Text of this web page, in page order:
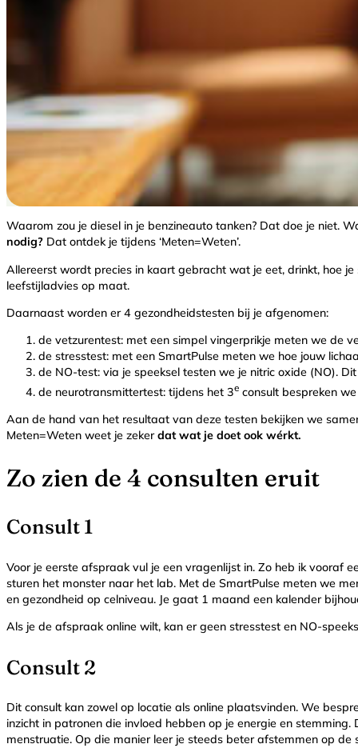
Waarom zou je diesel in je benzineauto tanken? Dat doe je niet.
nodig? Dat ontdek je tijdens ‘Meten=Weten’.
Allereerst wordt precies in kaart gebracht wat je eet, drinkt, hoe
leefstijladvies op maat.
Daarnaast worden er 4 gezondheidstesten bij je afgenomen:
de vetzurentest: met een simpel vingerprikje meten we de
de stresstest: met een SmartPulse meten we hoe jouw
de NO-test: via je speeksel testen we je nitric oxide (NO).
de neurotransmittertest: tijdens het 3e consult bespreken
Aan de hand van het resultaat van deze testen bekijken we
Meten=Weten weet je zekerdat wat je doet ook wérkt.
Zo zien de 4 consulten eruit
Consult 1
Voor je eerste afspraak vul je een vragenlijst in. Zo heb ik vooraf
sturen het monster naar het lab. Met de SmartPulse meten we
en gezondheid op celniveau. Je gaat 1 maand een kalender
Als je de afspraak online wilt, kan er geen stresstest en NO-
Consult 2
Dit consult kan zowel op locatie als online plaatsvinden. We
inzicht in patronen die invloed hebben op je energie en
menstruatie. Op die manier leer je steeds beter afstemmen op de